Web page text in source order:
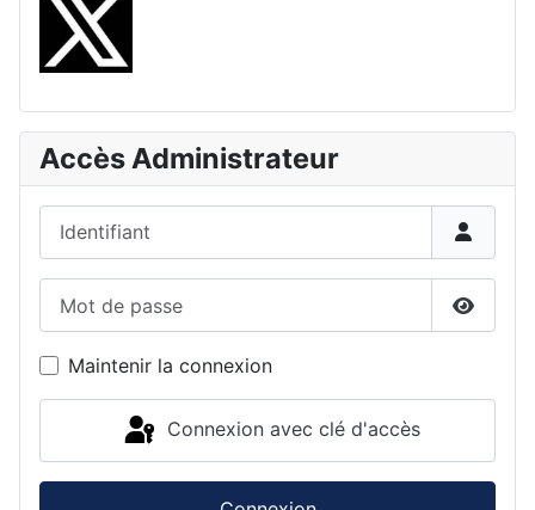
Accès Administrateur
Maintenir la connexion
Connexion avec clé d'accès